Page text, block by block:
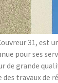
31, est
pour ses
de grande
travaux de